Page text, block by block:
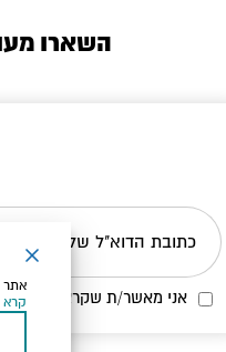
השארו
כתובת הדוא"ל שלך
אני מאשר/ת שקראתי
אתר
קרא